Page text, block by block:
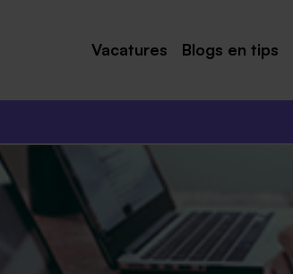
Vacatures
Maastricht
Roermond
Venlo
Sittard
Venray
Blogs en tips